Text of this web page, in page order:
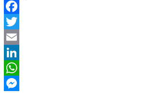
Facebook
Twitter
Email
LinkedIn
WhatsApp